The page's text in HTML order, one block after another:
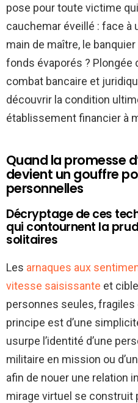
pose pour toute victime
cauchemar éveillé : face à
main de maître, le
fonds évaporés ? Plongée
combat bancaire et
découvrir la condition
établissement financier à
Quand la promesse
devient un gouffre
personnelles
Décryptage de ces
qui contournent la
solitaires
Les arnaques aux
vitesse saisissante et
personnes seules, fragiles
principe est d’une
usurpe l’identité d’une
militaire en mission ou
afin de nouer une relation
mirage virtuel se construit